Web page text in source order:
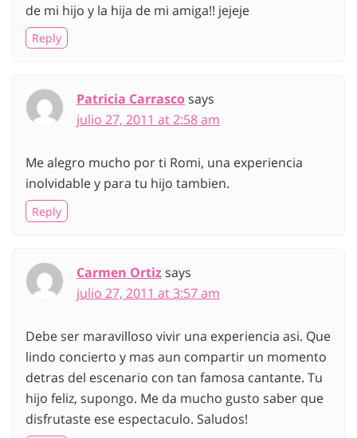
de mi hijo y la hija de mi amiga!! jejeje
Reply
Patricia Carrascosays
julio 27, 2011 at 2:58 am
Me alegro mucho por ti Romi, una experiencia
inolvidable y para tu hijo tambien.
Reply
Carmen Ortizsays
julio 27, 2011 at 3:57 am
Debe ser maravilloso vivir una experiencia asi. Que
lindo concierto y mas aun compartir un momento
detras del escenario con tan famosa cantante. Tu
hijo feliz, supongo. Me da mucho gusto saber que
disfrutaste ese espectaculo. Saludos!